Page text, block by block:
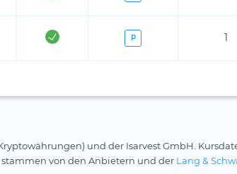
P 1
und der Isarvest GmbH.
stammen von den Anbietern und der Lang &